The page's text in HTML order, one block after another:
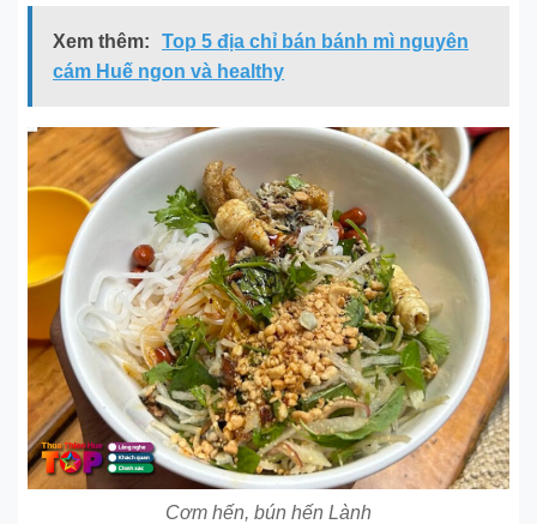
Xem thêm:
Top 5 địa chỉ bán bánh mì nguyên
cám Huế ngon và healthy
Cơm hến, bún hến Lành